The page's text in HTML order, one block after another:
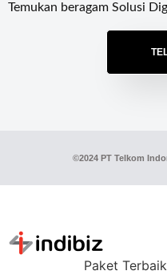
Temukan beragam Solusi
©2024 PT Telkom
Paket